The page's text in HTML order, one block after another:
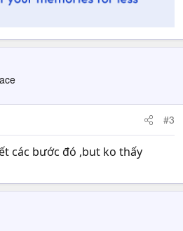
#3
các bước đó ,but ko thấy